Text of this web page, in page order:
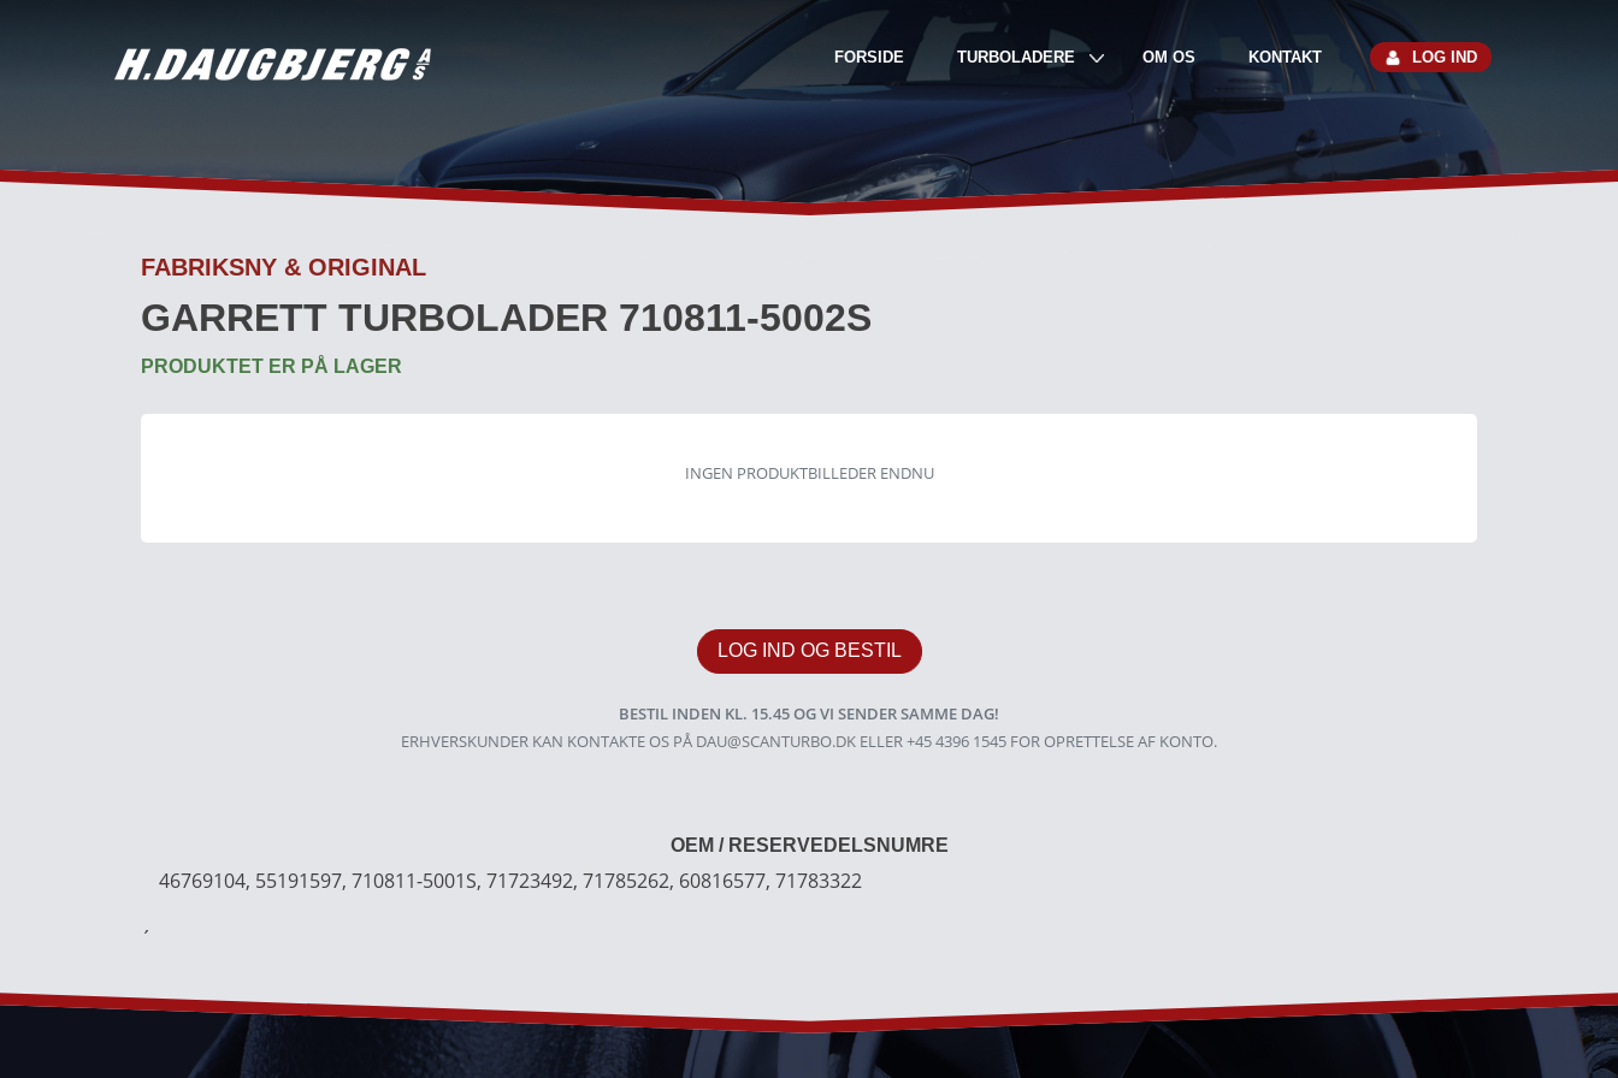
FORSIDE TURBOLADERE OM OS KONTAKT LOG IND
FABRIKSNY & ORIGINAL
GARRETT TURBOLADER 710811-5002S
PRODUKTET ER PÅ LAGER
INGEN PRODUKTBILLEDER ENDNU
LOG IND OG BESTIL
BESTIL INDEN KL. 15.45 OG VI SENDER SAMME DAG!
ERHVERSKUNDER KAN KONTAKTE OS PÅ DAU@SCANTURBO.DK ELLER +45 4396 1545 FOR OPRETTELSE AF KONTO.
OEM / RESERVEDELSNUMRE
46769104, 55191597, 710811-5001S, 71723492, 71785262, 60816577, 71783322
´